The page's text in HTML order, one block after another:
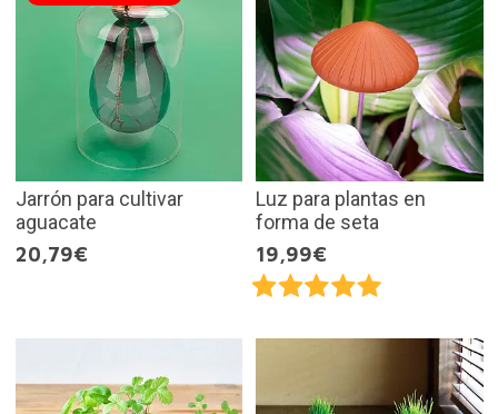
Jarrón para cultivar
aguacate
20,79€
Luz para plantas en
forma de seta
19,99€